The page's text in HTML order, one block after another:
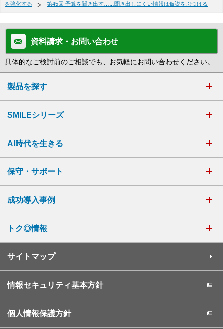
を強化する
第45回 予算を聞き出す……聞き出しにくい情報は仮説をぶつける
資料請求・お問い合わせ
具体的なご検討前のご相談でも、お気軽にお問い合わせください。
製品を探す
SMILEシリーズ
AI時代を生きる
保守・サポート
成功導入事例
トク◎情報
サイトマップ
情報セキュリティ基本方針
個人情報保護方針